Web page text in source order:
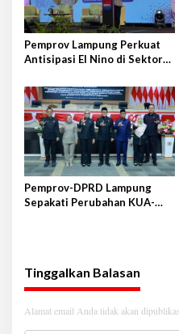
Pemprov Lampung Perkuat
Antisipasi El Nino di Sektor
Pemprov-DPRD Lampung
Sepakati Perubahan KUA-
Tinggalkan Balasan
Alamat email Anda tidak akan